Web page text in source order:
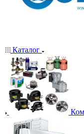
Каталог